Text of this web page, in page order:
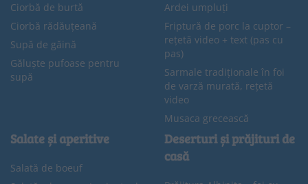
Ciorbă de burtă
Ciorbă rădăuțeană
Supă de găină
Găluște pufoase pentru
supă
Ardei umpluți
Friptură de porc la cuptor –
rețetă video + text (pas cu
pas)
Sarmale tradiționale în foi
de varză murată, rețetă
video
Musaca grecească
Salate și aperitive
Salată de boeuf
Deserturi și prăjituri de
casă